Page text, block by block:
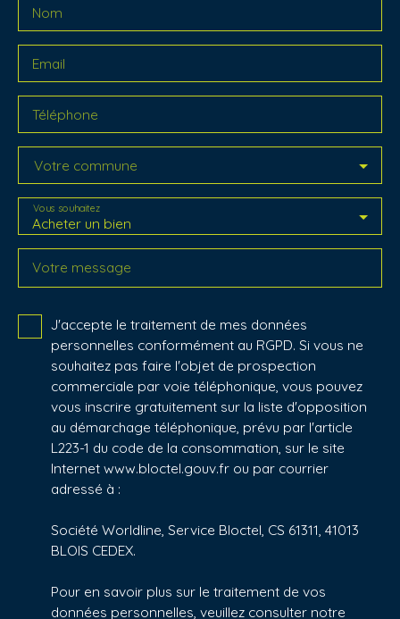
Nom
Email
Téléphone
Votre commune
Acheter un bien
Vous souhaitez
Votre message
J'accepte le traitement de mes données
personnelles conformément au RGPD. Si vous ne
souhaitez pas faire l'objet de prospection
commerciale par voie téléphonique, vous pouvez
vous inscrire gratuitement sur la liste d'opposition
au démarchage téléphonique, prévu par l'article
L223-1 du code de la consommation, sur le site
Internet www.bloctel.gouv.fr ou par courrier
adressé à :
Société Worldline, Service Bloctel, CS 61311, 41013
BLOIS CEDEX.
Pour en savoir plus sur le traitement de vos
données personnelles, veuillez consulter notre